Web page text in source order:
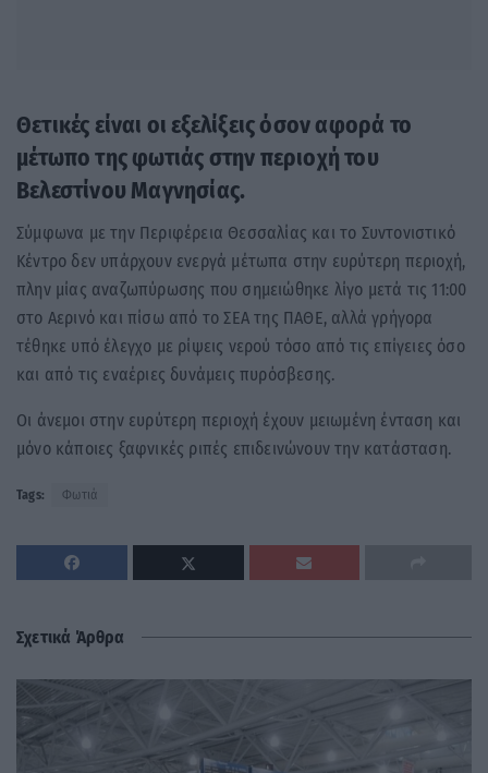
Θετικές είναι οι εξελίξεις όσον αφορά το
μέτωπο της φωτιάς στην περιοχή του
Βελεστίνου Μαγνησίας.
Σύμφωνα με την Περιφέρεια Θεσσαλίας και το Συντονιστικό
Κέντρο δεν υπάρχουν ενεργά μέτωπα στην ευρύτερη περιοχή,
πλην μίας αναζωπύρωσης που σημειώθηκε λίγο μετά τις 11:00
στο Αερινό και πίσω από το ΣΕΑ της ΠΑΘΕ, αλλά γρήγορα
τέθηκε υπό έλεγχο με ρίψεις νερού τόσο από τις επίγειες όσο
και από τις εναέριες δυνάμεις πυρόσβεσης.
Οι άνεμοι στην ευρύτερη περιοχή έχουν μειωμένη ένταση και
μόνο κάποιες ξαφνικές ριπές επιδεινώνουν την κατάσταση.
Tags: Φωτιά
Σχετικά Άρθρα